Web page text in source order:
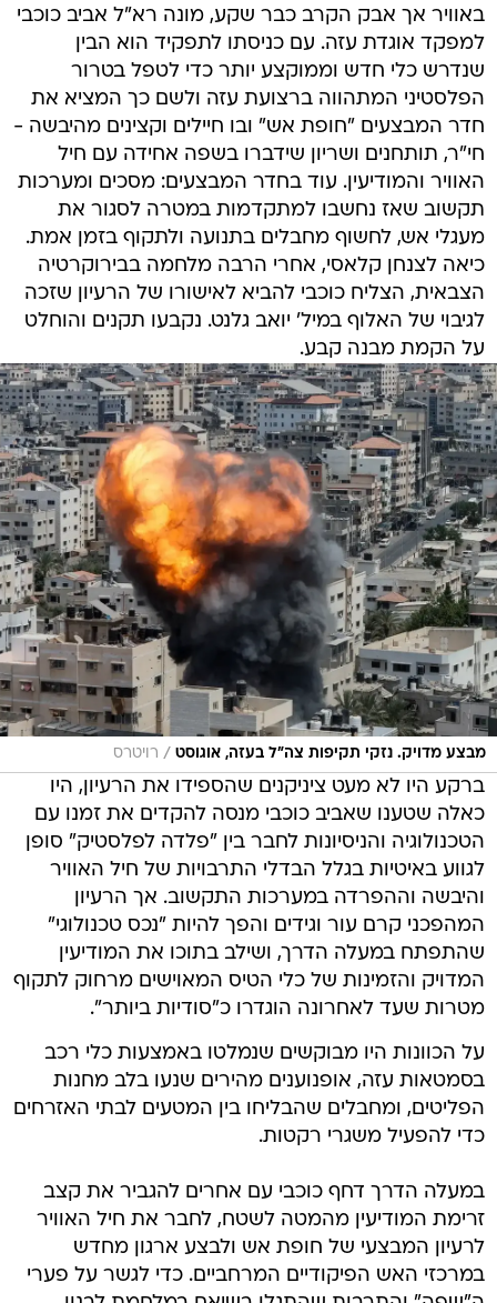
באוויר אך אבק הקרב כבר שקע, מונה רא"ל אביב כוכבי
למפקד אוגדת עזה. עם כניסתו לתפקיד הוא הבין
שנדרש כלי חדש וממוקצע יותר כדי לטפל בטרור
הפלסטיני המתהווה ברצועת עזה ולשם כך המציא את
חדר המבצעים "חופת אש" ובו חיילים וקצינים מהיבשה -
חי"ר, תותחנים ושריון שידברו בשפה אחידה עם חיל
האוויר והמודיעין. עוד בחדר המבצעים: מסכים ומערכות
תקשוב שאז נחשבו למתקדמות במטרה לסגור את
מעגלי אש, לחשוף מחבלים בתנועה ולתקוף בזמן אמת.
כיאה לצנחן קלאסי, אחרי הרבה מלחמה בבירוקרטיה
הצבאית, הצליח כוכבי להביא לאישורו של הרעיון שזכה
לגיבוי של האלוף במיל' יואב גלנט. נקבעו תקנים והוחלט
על הקמת מבנה קבע.
מבצע מדויק. נזקי תקיפות צה"ל בעזה, אוגוסט / רויטרס
ברקע היו לא מעט ציניקנים שהספידו את הרעיון, היו
כאלה שטענו שאביב כוכבי מנסה להקדים את זמנו עם
הטכנולוגיה והניסיונות לחבר בין "פלדה לפלסטיק" סופן
לגווע באיטיות בגלל הבדלי התרבויות של חיל האוויר
והיבשה וההפרדה במערכות התקשוב. אך הרעיון
המהפכני קרם עור וגידים והפך להיות "נכס טכנולוגי"
שהתפתח במעלה הדרך, ושילב בתוכו את המודיעין
המדויק והזמינות של כלי הטיס המאוישים מרחוק לתקוף
מטרות שעד לאחרונה הוגדרו כ"סודיות ביותר".
על הכוונות היו מבוקשים שנמלטו באמצעות כלי רכב
בסמטאות עזה, אופנוענים מהירים שנעו בלב מחנות
הפליטים, ומחבלים שהבליחו בין המטעים לבתי האזרחים
כדי להפעיל משגרי רקטות.
במעלה הדרך דחף כוכבי עם אחרים להגביר את קצב
זרימת המודיעין מהמטה לשטח, לחבר את חיל האוויר
לרעיון המבצעי של חופת אש ולבצע ארגון מחדש
במרכזי האש הפיקודיים המרחביים. כדי לגשר על פערי